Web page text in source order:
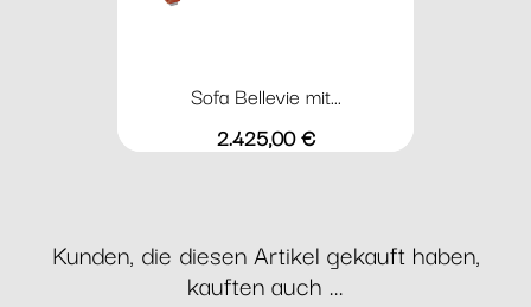
Sofa Bellevie mit...
Preis
2.425,00 €
Kunden, die diesen Artikel gekauft haben,
kauften auch ...